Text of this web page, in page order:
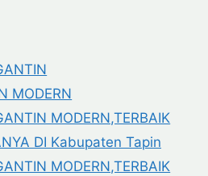
MODERN
MODERN,TERBAIK
DI Kabupaten Tapin
MODERN,TERBAIK